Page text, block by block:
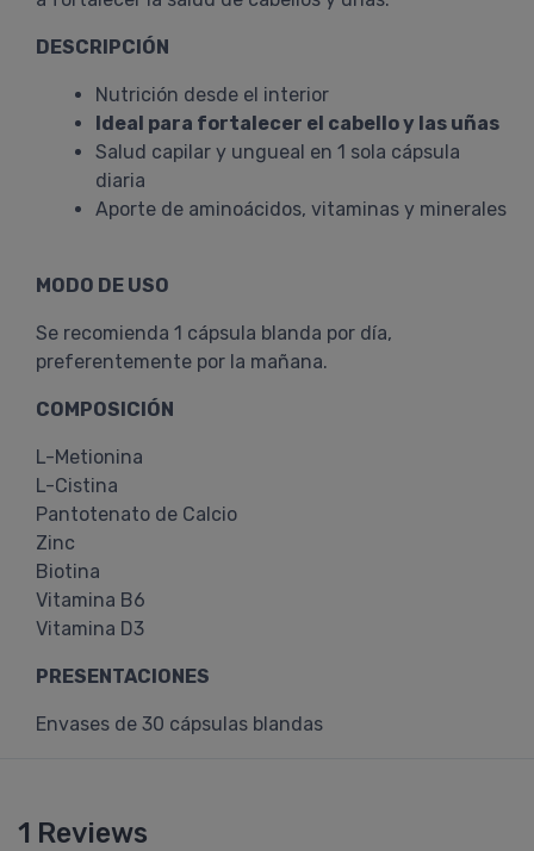
DESCRIPCIÓN
Nutrición desde el interior
Ideal para fortalecer el cabello y las uñas
Salud capilar y ungueal en 1 sola cápsula
diaria
Aporte de aminoácidos, vitaminas y minerales
MODO DE USO
Se recomienda 1 cápsula blanda por día,
preferentemente por la mañana.
COMPOSICIÓN
L-Metionina
L-Cistina
Pantotenato de Calcio
Zinc
Biotina
Vitamina B6
Vitamina D3
PRESENTACIONES
Envases de 30 cápsulas blandas
1 Reviews